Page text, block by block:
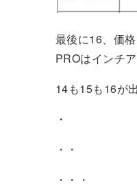
最後に16、価
PROはインチ
14も15も16が
・
・・
・・・